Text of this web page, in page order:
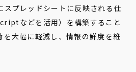
スプレッドシートに反映される仕
などを活用）を構築すること
を大幅に軽減し、情報の鮮度を維